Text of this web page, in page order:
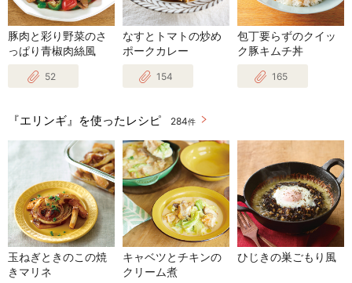
豚肉と彩り野菜のさ
っぱり青椒肉絲風
52
なすとトマトの炒め
ポークカレー
154
包丁要らずのクイッ
ク豚キムチ丼
165
『エリンギ』を使ったレシピ 284件
玉ねぎときのこの焼
きマリネ
キャベツとチキンの
クリーム煮
ひじきの巣ごもり風